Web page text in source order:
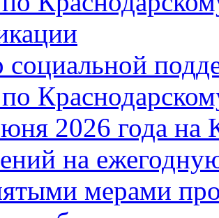
социальной
2026 года на
на
мерами